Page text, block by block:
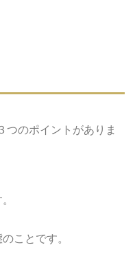
つのポイントがありま
ことです。